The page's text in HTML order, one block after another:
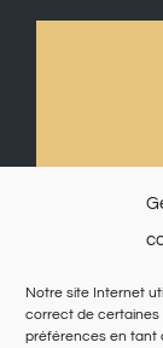
Notre site Internet
correct de certaines
préférences en tant